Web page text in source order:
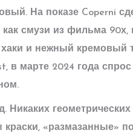
На показе Coperni
смузи из фильма 90х,
и нежный кремовый
в марте 2024 года
Никаких
«размазанные»